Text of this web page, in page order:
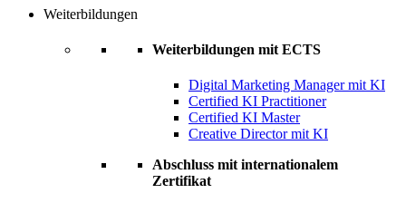
Weiterbildungen
Weiterbildungen mit ECTS
Digital Marketing Manager mit KI
Certified KI Practitioner
Certified KI Master
Creative Director mit KI
Abschluss mit internationalem
Zertifikat